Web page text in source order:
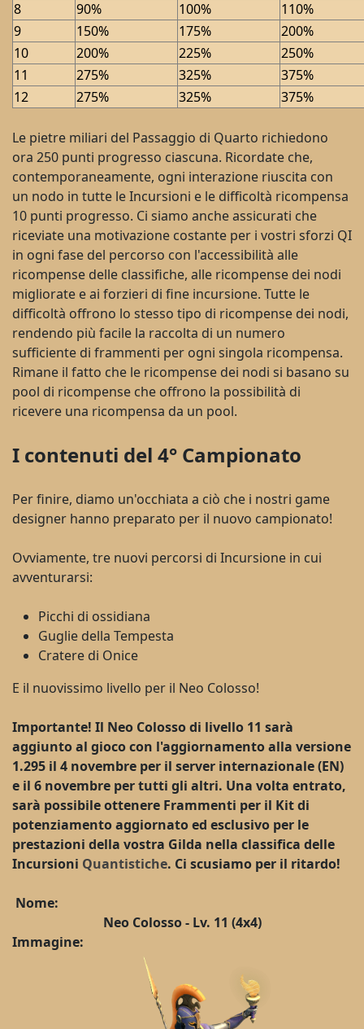
8
90% 100%
110%
9
150% 175%
200%
10
200% 225%
250%
11
275% 325%
375%
12
275% 325% 375%
Le pietre miliari del Passaggio di Quarto richiedono
ora 250 punti progresso ciascuna. Ricordate che,
contemporaneamente, ogni interazione riuscita con
un nodo in tutte le Incursioni e le difficoltà ricompensa
10 punti progresso. Ci siamo anche assicurati che
riceviate una motivazione costante per i vostri sforzi QI
in ogni fase del percorso con l'accessibilità alle
ricompense delle classifiche, alle ricompense dei nodi
migliorate e ai forzieri di fine incursione. Tutte le
difficoltà offrono lo stesso tipo di ricompense dei nodi,
rendendo più facile la raccolta di un numero
sufficiente di frammenti per ogni singola ricompensa.
Rimane il fatto che le ricompense dei nodi si basano su
pool di ricompense che offrono la possibilità di
ricevere una ricompensa da un pool.
I contenuti del 4° Campionato
Per finire, diamo un'occhiata a ciò che i nostri game
designer hanno preparato per il nuovo campionato!
Ovviamente, tre nuovi percorsi di Incursione in cui
avventurarsi:
Picchi di ossidiana
Guglie della Tempesta
Cratere di Onice
E il nuovissimo livello per il Neo Colosso!
Importante! Il Neo Colosso di livello 11 sarà
aggiunto al gioco con l'aggiornamento alla versione
1.295 il 4 novembre per il server internazionale (EN)
e il 6 novembre per tutti gli altri. Una volta entrato,
sarà possibile ottenere Frammenti per il Kit di
potenziamento aggiornato ed esclusivo per le
prestazioni della vostra Gilda nella classifica delle
Incursioni Quantistiche. Ci scusiamo per il ritardo!
Nome:
Neo Colosso - Lv. 11 (4x4)
Immagine: